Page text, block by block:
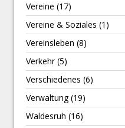
Vereine (17)
Vereine & Soziales (1)
Vereinsleben (8)
Verkehr(5)
Verschiedenes (6)
Verwaltung(19)
Waldesruh (16)